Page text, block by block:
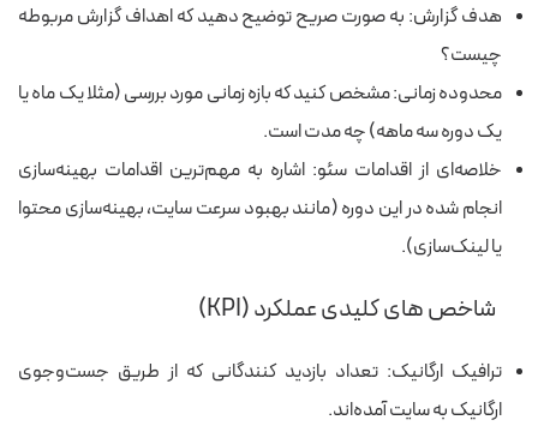
هدف گزارش: به صورت صریح توضیح دهید که اهداف گزارش مربوطه
چیست؟
محدوده زمانی: مشخص کنید که بازه زمانی مورد بررسی (مثلا یک ماه یا
یک دوره سه‌ ماهه) چه مدت است.
خلاصه‌ای از اقدامات سئو: اشاره به مهم‌ترین اقدامات بهینه‌سازی
انجام‌ شده در این دوره (مانند بهبود سرعت سایت، بهینه‌سازی محتوا
یا لینک‌سازی).
شاخص های کلیدی عملکرد (KPI)
ترافیک ارگانیک: تعداد بازدید کنندگانی که از طریق جست‌وجوی
ارگانیک به سایت آمده‌اند.